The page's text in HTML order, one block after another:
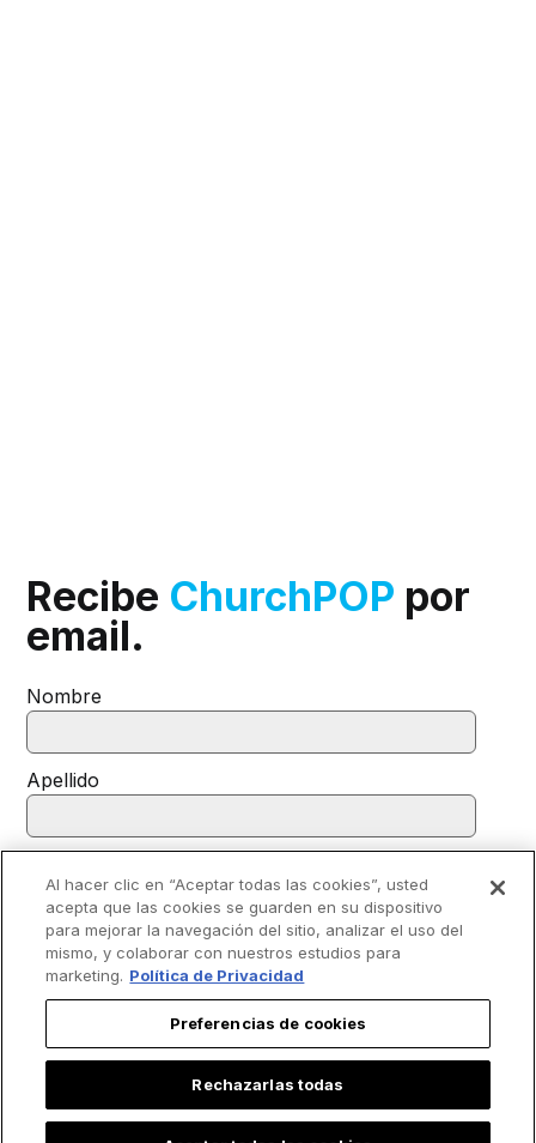
Recibe ChurchPOP por
email.
Nombre
Apellido
Acepto recibir otras comunicaciones de EWTN.
Puedes darte de baja de estas comunicaciones en cualquier
momento. Para obtener más información sobre cómo darte de baja,
nuestras prácticas de privacidad y cómo nos comprometemos a
proteger y respetar tu privacidad, consulta nuestra
privacidad.
Al hacer clic en “Aceptar todas las cookies”, usted
acepta que las cookies se guarden en su dispositivo
para mejorar la navegación del sitio, analizar el uso del
mismo, y colaborar con nuestros estudios para
marketing. Política de Privacidad
Preferencias de cookies
Rechazarlas todas